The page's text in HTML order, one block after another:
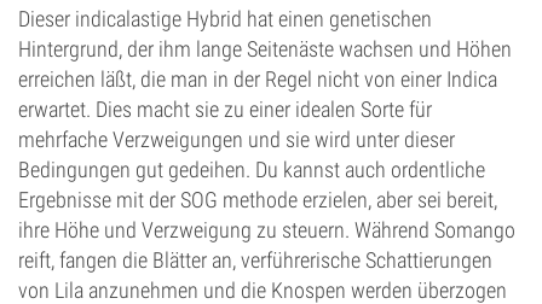
Dieser indicalastige Hybrid hat einen genetischen
Hintergrund, der ihm lange Seitenäste wachsen und Höhen
erreichen läßt, die man in der Regel nicht von einer Indica
erwartet. Dies macht sie zu einer idealen Sorte für
mehrfache Verzweigungen und sie wird unter dieser
Bedingungen gut gedeihen. Du kannst auch ordentliche
Ergebnisse mit der SOG methode erzielen, aber sei bereit,
ihre Höhe und Verzweigung zu steuern. Während Somango
reift, fangen die Blätter an, verführerische Schattierungen
von Lila anzunehmen und die Knospen werden überzogen